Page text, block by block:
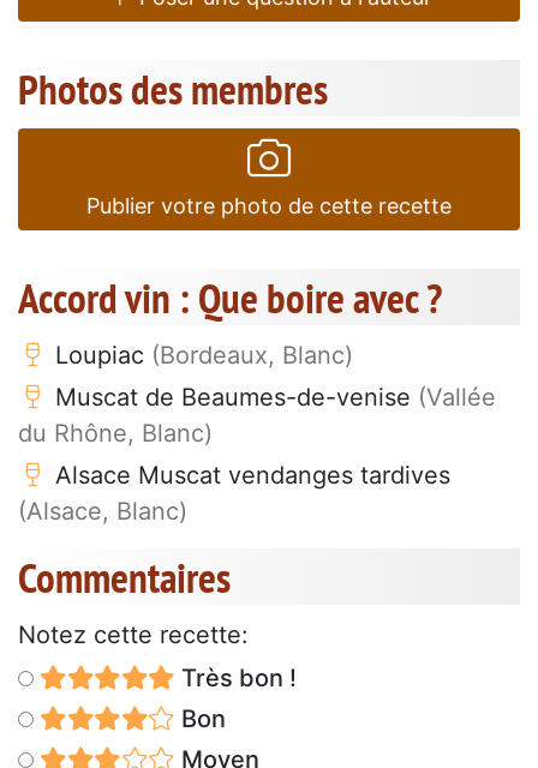
Photos des membres
Publier votre photo de cette recette
Accord vin : Que boire avec ?
Loupiac (Bordeaux, Blanc)
Muscat de Beaumes-de-venise (Vallée
du Rhône, Blanc)
Alsace Muscat vendanges tardives
(Alsace, Blanc)
Commentaires
Notez cette recette:
Très bon !
Bon
Moyen